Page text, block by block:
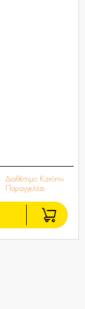
Διαθέσιμο Κατόπιν
Παραγγελίας